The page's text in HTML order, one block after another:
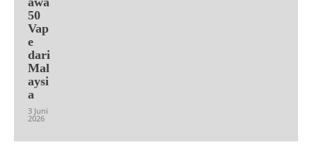
50
Vap
e
dari
Mal
aysi
a
3 Juni
2026